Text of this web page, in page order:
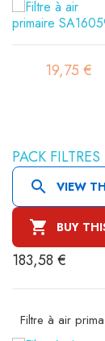
19,75 €
PACK
 VIEW
 BUY
183,58 €